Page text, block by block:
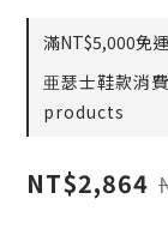
滿NT$5,000免
亜瑟士鞋款消
products
NT$2,864